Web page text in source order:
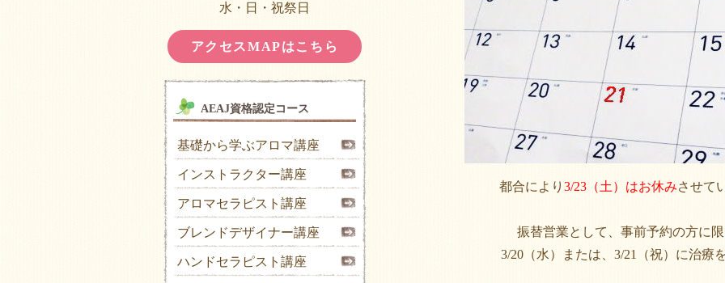
都合により 3/23（土）はお休みさせて
振替営業として、事前予約の方に
3/20（水）または、3/21（祝）に治療
水・日・祝祭日
アクセスMAPはこちら
AEAJ資格認定コース
基礎から学ぶアロマ講座
インストラクター講座
アロマセラピスト講座
ブレンドデザイナー講座
ハンドセラピスト講座